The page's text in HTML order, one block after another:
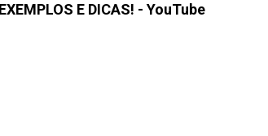
E DICAS! - YouTube